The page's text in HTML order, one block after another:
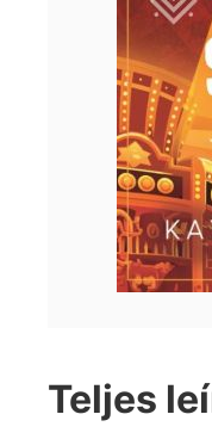
Teljes